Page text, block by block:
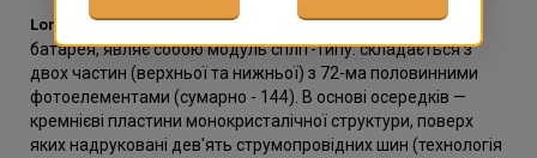
Longi Solarвисокоефективна монокристалічна сонячна
батарея, являє собою модуль спліт-типу: складається з
двох частин (верхньої та нижньої) з 72-ма половинними
фотоелементами (сумарно - 144). В основі осередків —
кремнієві пластини монокристалічної структури, поверх
яких надруковані дев'ять струмопровідних шин (технологія